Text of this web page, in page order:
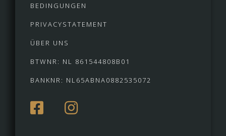
BEDINGUNGEN
PRIVACYSTATEMENT
ÜBER UNS
BTWNR: NL 861544808B01
BANKNR: NL65ABNA0882535072